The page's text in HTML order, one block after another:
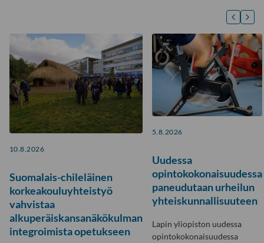
10.8.2026
Suomalais-chileläinen
korkeakouluyhteistyö
vahvistaa
alkuperäiskansanäkökulman
integroimista opetukseen
5.8.2026
Uudessa
opintokokonaisuudessa
paneudutaan urheilun
yhteiskunnallisuuteen
Lapin yliopiston uudessa
opintokokonaisuudessa